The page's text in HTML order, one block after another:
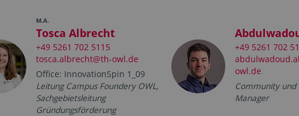
M.A.
Tosca Albrecht
+49 5261 702 5115
tosca.albrecht@th-owl.de
Office: InnovationSpin 1_09
Leitung Campus Foundery OWL,
Sachgebietsleitung
Gründungsförderung
+49 5261 702
owl.de
Community und
Manager